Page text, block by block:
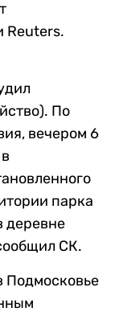
Reuters.
По
вечером 6
парка
деревне
СК.
Подмосковье